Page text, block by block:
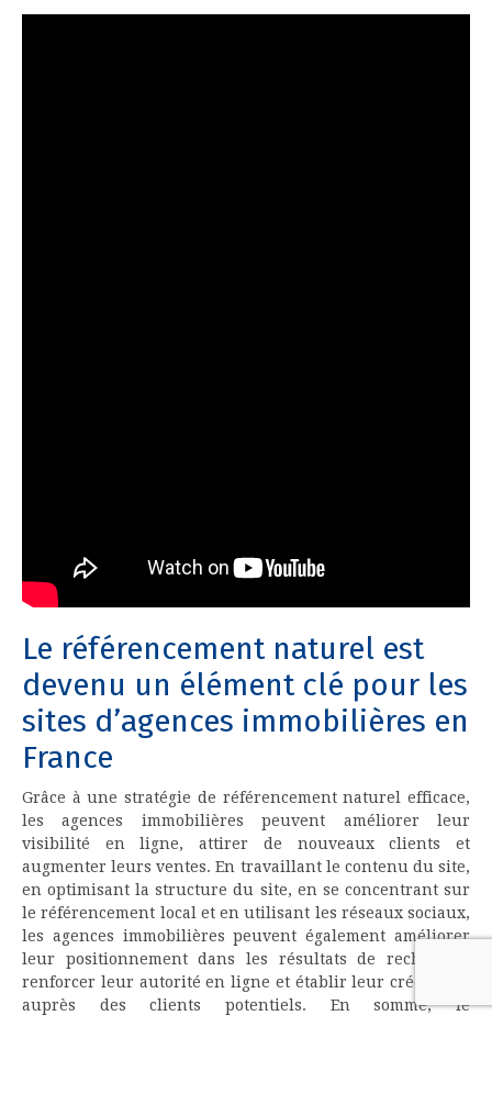
Le référencement naturel est
devenu un élément clé pour les
sites d’agences immobilières en
France
Grâce à une stratégie de référencement naturel efficace,
les agences immobilières peuvent améliorer leur
visibilité en ligne, attirer de nouveaux clients et
augmenter leurs ventes. En travaillant le contenu du site,
en optimisant la structure du site, en se concentrant sur
le référencement local et en utilisant les réseaux sociaux,
les agences immobilières peuvent également améliorer
leur positionnement dans les résultats de recherche,
renforcer leur autorité en ligne et établir leur crédibilité
auprès des clients potentiels. En somme, le